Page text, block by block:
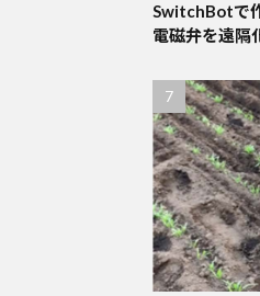
SwitchBotで
電磁弁を遠隔